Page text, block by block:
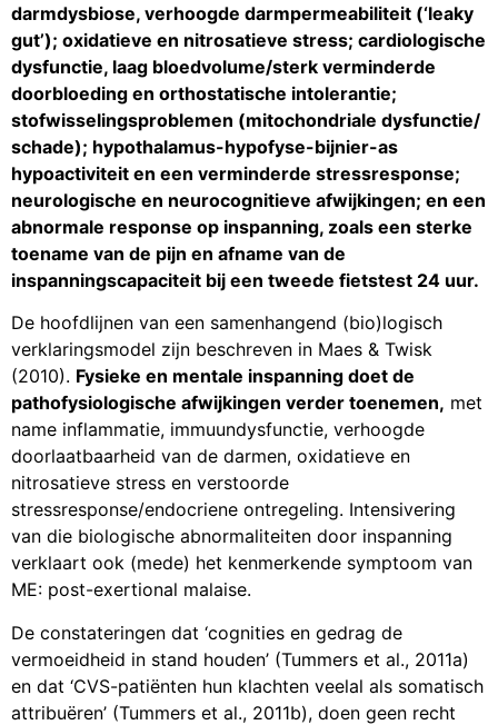
darmdysbiose, verhoogde darmpermeabiliteit (‘leaky
gut’); oxidatieve en nitrosatieve stress; cardiologische
dysfunctie, laag bloedvolume/sterk verminderde
doorbloeding en orthostatische intolerantie;
stofwisselingsproblemen (mitochondriale dysfunctie/
schade); hypothalamus-hypofyse-bijnier-as
hypoactiviteit en een verminderde stressresponse;
neurologische en neurocognitieve afwijkingen; en een
abnormale response op inspanning, zoals een sterke
toename van de pijn en afname van de
inspanningscapaciteit bij een tweede fietstest 24 uur.
De hoofdlijnen van een samenhangend (bio)logisch
verklaringsmodel zijn beschreven in Maes & Twisk
(2010). Fysieke en mentale inspanning doet de
pathofysiologische afwijkingen verder toenemen, met
name inflammatie, immuundysfunctie, verhoogde
doorlaatbaarheid van de darmen, oxidatieve en
nitrosatieve stress en verstoorde
stressresponse/endocriene ontregeling. Intensivering
van die biologische abnormaliteiten door inspanning
verklaart ook (mede) het kenmerkende symptoom van
ME: post-exertional malaise.
De constateringen dat ‘cognities en gedrag de
vermoeidheid in stand houden’ (Tummers et al., 2011a)
en dat ‘CVS-patiënten hun klachten veelal als somatisch
attribuëren’ (Tummers et al., 2011b), doen geen recht